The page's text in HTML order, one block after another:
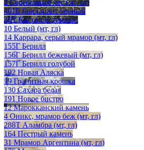
2 Серебряный лес (мт, гл)
401Б Бриллиант черный
46Т Кастилло темный
10 Белый (мт, гл)
14 Каррара, серый мрамор (мт, гл)
155Г Берилл
156Г Берилл бежевый (мт, гл)
157Г Берилл голубой
192 Новая Аляска
19 Гранитная крошка
130 Сахара белая
191 Новое бистро
12 Марокканский камень
4 Оникс, мрамор беж (мт, гл)
288Т Аламбра (мт, гл)
164 Пестрый камень
31 Мрамор Аргентина (мт, гл)